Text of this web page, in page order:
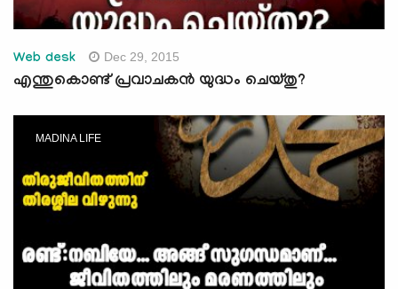
Web desk Dec 29, 2015
എന്തുകൊണ്ട് പ്രവാചകന്‍ യുദ്ധം ചെയ്തു?
MADINA LIFE